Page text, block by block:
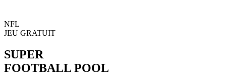
NFL
JEU GRATUIT
SUPER
FOOTBALL POOL